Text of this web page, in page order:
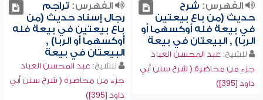
الفهرس: شرح
حديث (من باع بيعتين
في بيعة فله أوكسهما أو
الربا) , البيعتان في بيعة
للشيخ: عبد المحسن العباد
جزء من محاضرة ( شرح سنن أبي
داود [395])
الفهرس: تراجم
رجال إسناد حديث (من
باع بيعتين في بيعة فله
أوكسهما أو الربا) ,
البيعتان في بيعة
للشيخ: عبد المحسن العباد
جزء من محاضرة ( شرح سنن أبي
داود [395])